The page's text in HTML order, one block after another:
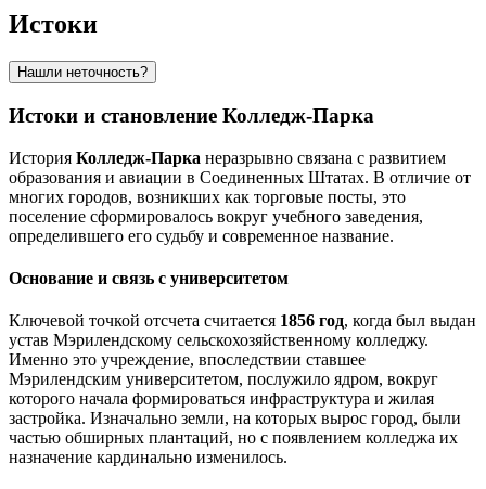
Истоки
Нашли неточность?
Истоки и становление Колледж-Парка
История Колледж-Парка неразрывно связана с развитием
образования и авиации в Соединенных Штатах. В отличие от
многих городов, возникших как торговые посты, это
поселение сформировалось вокруг учебного заведения,
определившего его судьбу и современное название.
Основание и связь с университетом
Ключевой точкой отсчета считается 1856 год, когда был выдан
устав Мэрилендскому сельскохозяйственному колледжу.
Именно это учреждение, впоследствии ставшее
Мэрилендским университетом, послужило ядром, вокруг
которого начала формироваться инфраструктура и жилая
застройка. Изначально земли, на которых вырос город, были
частью обширных плантаций, но с появлением колледжа их
назначение кардинально изменилось.